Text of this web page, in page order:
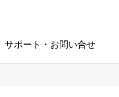
サポート・お問い合せ